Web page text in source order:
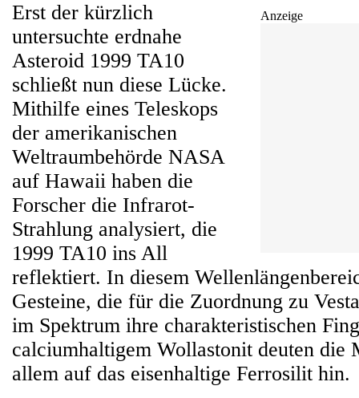
Anzeige
Erst der kürzlich
untersuchte erdnahe
Asteroid 1999 TA10
schließt nun diese Lücke.
Mithilfe eines Teleskops
der amerikanischen
Weltraumbehörde NASA
auf Hawaii haben die
Forscher die Infrarot-
Strahlung analysiert, die
1999 TA10 ins All
reflektiert. In diesem
Gesteine, die für die Zuordnung zu
im Spektrum ihre charakteristischen
calciumhaltigem Wollastonit deuten die
allem auf das eisenhaltige Ferrosilit hin.